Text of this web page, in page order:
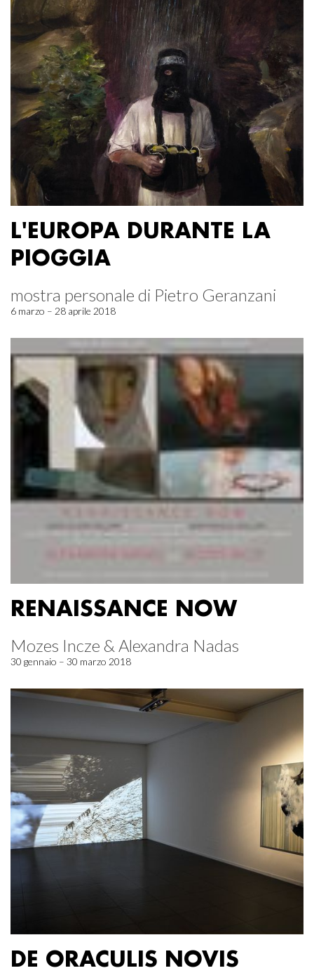
L'EUROPA DURANTE LA
PIOGGIA
mostra personale di Pietro Geranzani
6 marzo – 28 aprile 2018
RENAISSANCE NOW
Mozes Incze & Alexandra Nadas
30 gennaio – 30 marzo 2018
DE ORACULIS NOVIS